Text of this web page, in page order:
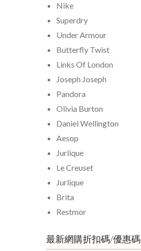
Nike
Superdry
Under Armour
Butterfly Twist
Links Of London
Joseph Joseph
Pandora
Olivia Burton
Daniel Wellington
Aesop
Jurlique
Le Creuset
Jurlique
Brita
Restmor
最新網購折扣碼/優惠碼